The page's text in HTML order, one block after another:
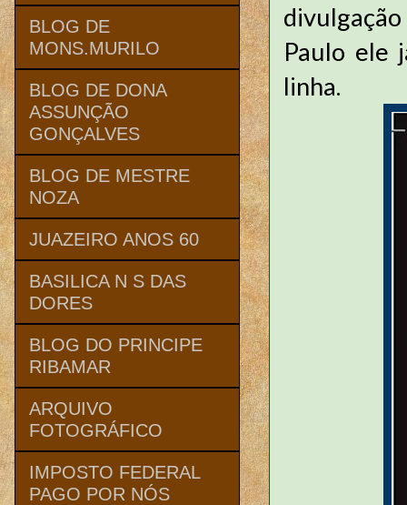
Paulo ele
linha.
BLOG DE
MONS.MURILO
BLOG DE DONA
ASSUNÇÃO
GONÇALVES
BLOG DE MESTRE
NOZA
JUAZEIRO ANOS 60
BASILICA N S DAS
DORES
BLOG DO PRINCIPE
RIBAMAR
ARQUIVO
FOTOGRÁFICO
IMPOSTO FEDERAL
PAGO POR NÓS